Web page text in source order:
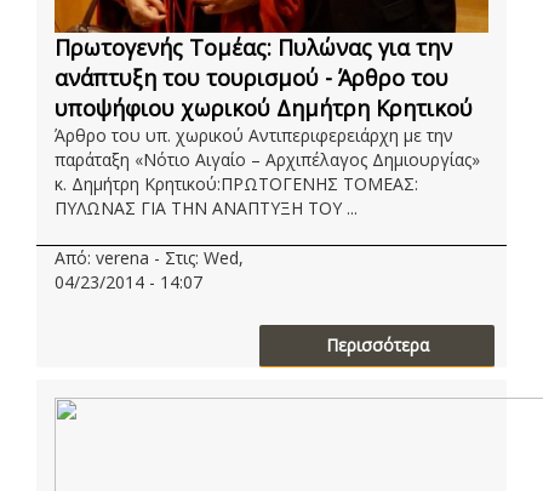
Πρωτογενής Τομέας: Πυλώνας για την
ανάπτυξη του τουρισμού - Άρθρο του
υποψήφιου χωρικού Δημήτρη Κρητικού
Άρθρο του υπ. χωρικού Αντιπεριφερειάρχη με την
παράταξη «Νότιο Αιγαίο – Αρχιπέλαγος Δημιουργίας»
κ. Δημήτρη Κρητικού:ΠΡΩΤΟΓΕΝΗΣ ΤΟΜΕΑΣ:
ΠΥΛΩΝΑΣ ΓΙΑ ΤΗΝ ΑΝΑΠΤΥΞΗ ΤΟΥ ...
Από: verena - Στις: Wed,
04/23/2014 - 14:07
Περισσότερα